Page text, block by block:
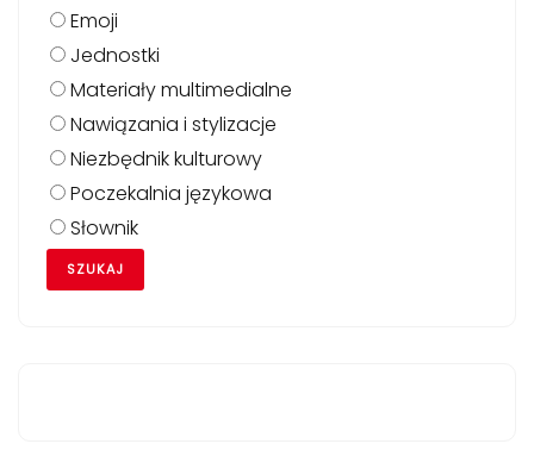
Emoji
Jednostki
Materiały multimedialne
Nawiązania i stylizacje
Niezbędnik kulturowy
Poczekalnia językowa
Słownik